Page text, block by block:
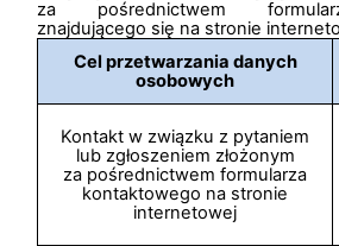
za pośrednictwem
znajdującego się na stronie
Cel przetwarzania danych
osobowych
Kontakt w związku z pytaniem
lub zgłoszeniem złożonym
za pośrednictwem formularza
kontaktowego na stronie
internetowej